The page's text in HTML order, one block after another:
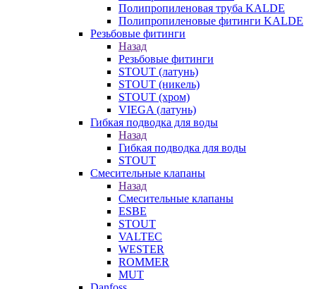
Полипропиленовая труба KALDE
Полипропиленовые фитинги KALDE
Резьбовые фитинги
Назад
Резьбовые фитинги
STOUT (латунь)
STOUT (никель)
STOUT (хром)
VIEGA (латунь)
Гибкая подводка для воды
Назад
Гибкая подводка для воды
STOUT
Смесительные клапаны
Назад
Смесительные клапаны
ESBE
STOUT
VALTEC
WESTER
ROMMER
MUT